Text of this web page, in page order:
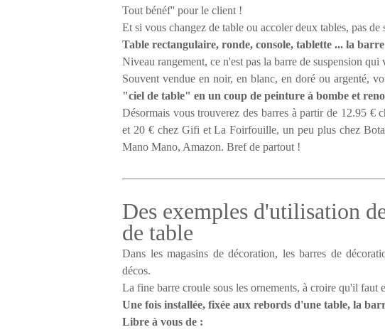
Tout bénéf'' pour le client !
Et si vous changez de table ou accoler deux tables, pas de
Table rectangulaire, ronde, console, tablette ... la
Niveau rangement, ce n'est pas la barre de suspension qui
Souvent vendue en noir, en blanc, en doré ou argenté,
"ciel de table" en un coup de peinture à bombe et
Désormais vous trouverez des barres à partir de 12.95 €
et 20 € chez Gifi et La Foirfouille, un peu plus chez
Mano Mano, Amazon. Bref de partout !
Des exemples d'utilisation
de table
Dans les magasins de décoration, les barres de
décos.
La fine barre croule sous les ornements, à croire qu'il faut
Une fois installée, fixée aux rebords d'une table, la
Libre à vous de :